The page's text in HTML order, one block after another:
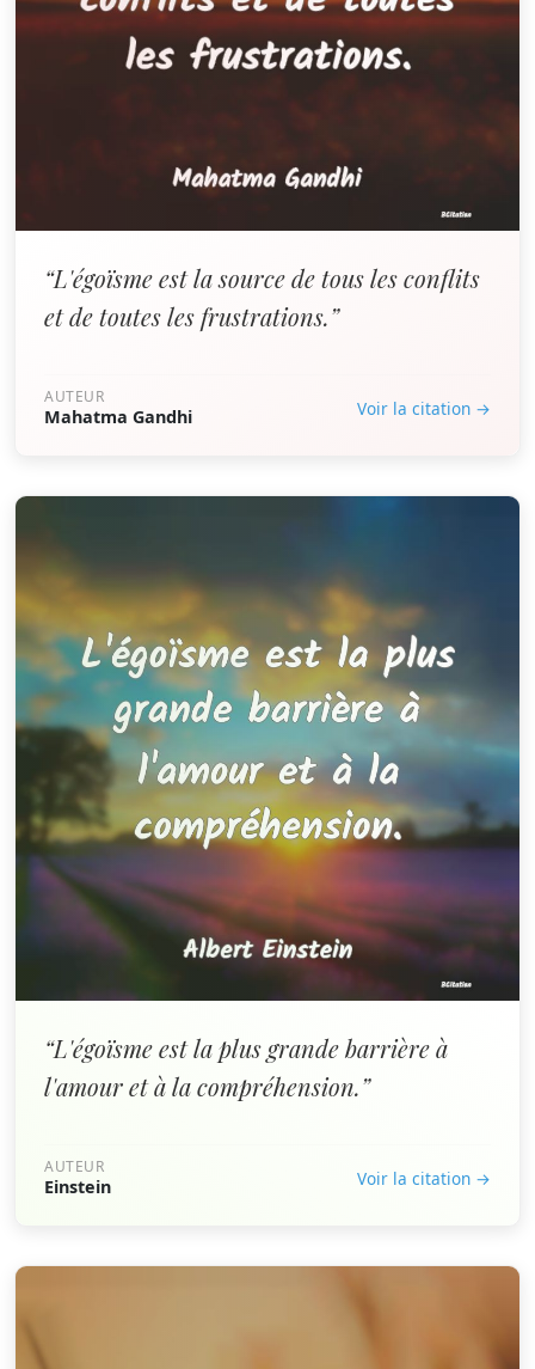
“L'égoïsme est la source de tous les conflits
et de toutes les frustrations.”
AUTEUR
Mahatma Gandhi Voir la citation →
“L'égoïsme est la plus grande barrière à
l'amour et à la compréhension.”
AUTEUR
Einstein Voir la citation →